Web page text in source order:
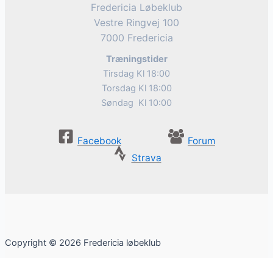
Fredericia Løbeklub
Vestre Ringvej 100
7000 Fredericia
Træningstider
Tirsdag Kl 18:00
Torsdag Kl 18:00
Søndag Kl 10:00
Facebook
Forum
Strava
Copyright © 2026 Fredericia løbeklub